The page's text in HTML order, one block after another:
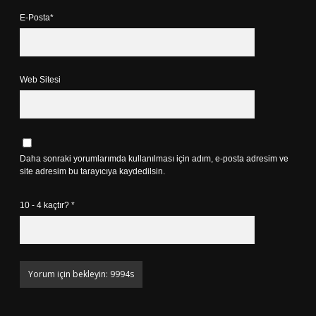
E-Posta*
Web Sitesi
Daha sonraki yorumlarımda kullanılması için adım, e-posta adresim ve
site adresim bu tarayıcıya kaydedilsin.
10 - 4 kaçtır? *